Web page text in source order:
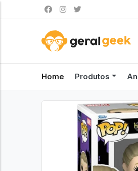
Home Produtos